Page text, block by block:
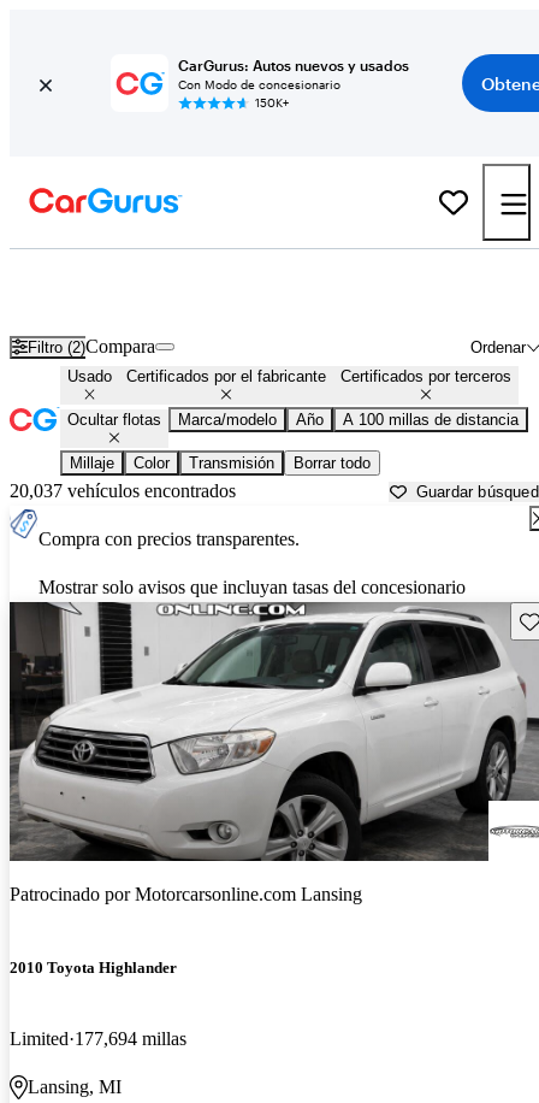
CarGurus: Autos nuevos y usados
Con Modo de concesionario
150K+
Filtro (2) Ordenar
Compara
Usado Certificados por el fabricante Certificados por terceros
Ocultar flotas Marca/modelo Año A 100 millas de distancia
Millaje Color Transmisión Borrar todo
20,037 vehículos encontrados Guardar
Compra con precios transparentes.
Mostrar solo avisos que incluyan tasas del concesionario
Patrocinado porMotorcarsonline.com Lansing
2010 Toyota Highlander
Limited 177,694 millas
Lansing, MI